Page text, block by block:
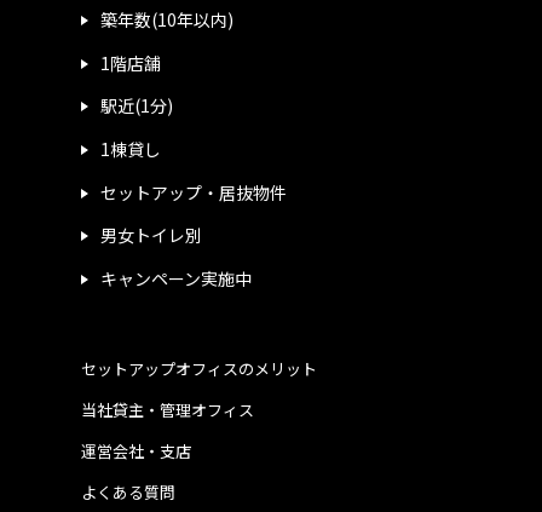
築年数(10年以内)
1階店舗
駅近(1分)
1棟貸し
セットアップ・居抜物件
男女トイレ別
キャンペーン実施中
運営会社・支店
よくある質問
当社貸主・管理オフィス
セットアップオフィスのメリット